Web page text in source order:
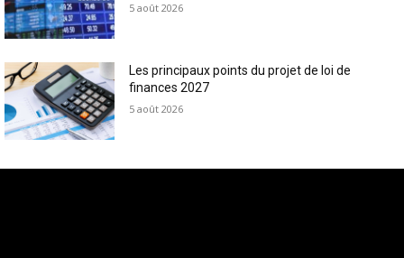
5 août 2026
Les principaux points du projet de loi de
finances 2027
5 août 2026